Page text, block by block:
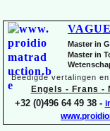
Master in
Master in
Beëdigde vertalingen
Engels - Frans -
+32 (0)496 64 49 38 -